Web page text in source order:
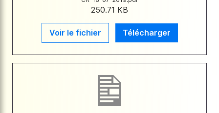
250.71 KB
Voir le fichier Télécharger